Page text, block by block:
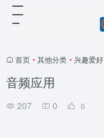
首页 • 其他分类 • 兴趣爱好
音频应用
207 0 0